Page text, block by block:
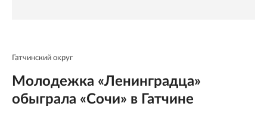
Гатчинский округ
Молодежка «Ленинградца»
обыграла «Сочи» в Гатчине